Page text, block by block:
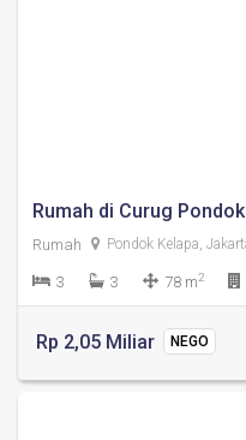
Rumah di Curug
Rumah Pondok Kelapa, Jakarta
3 3 78 m2
Rp 2,05 Miliar NEGO